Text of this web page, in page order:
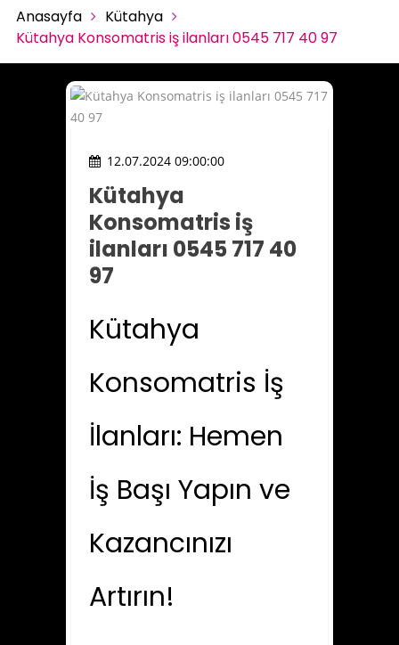
Anasayfa
Kütahya
Kütahya Konsomatris iş ilanları 0545 717 40 97
12.07.2024 09:00:00
Kütahya
Konsomatris iş
ilanları 0545 717 40
97
Kütahya
Konsomatris İş
İlanları: Hemen
İş Başı Yapın ve
Kazancınızı
Artırın!